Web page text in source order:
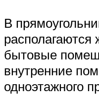
В
бытовые
внутренние
одноэтажного